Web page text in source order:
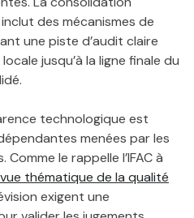
des mécanismes de
une piste d’audit claire
jusqu’à la ligne finale du
technologique est
menées par les
le rappelle l’IFAC à
thématique de la qualité
exigent une